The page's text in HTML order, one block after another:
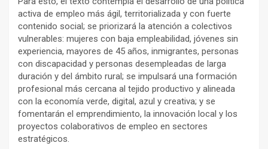
activa de empleo más ágil, territorializada y con fuerte
contenido social; se priorizará la atención a colectivos
vulnerables: mujeres con baja empleabilidad, jóvenes sin
experiencia, mayores de 45 años, inmigrantes, personas
con discapacidad y personas desempleadas de larga
duración y del ámbito rural; se impulsará una formación
profesional más cercana al tejido productivo y alineada
con la economía verde, digital, azul y creativa; y se
fomentarán el emprendimiento, la innovación local y los
proyectos colaborativos de empleo en sectores
estratégicos.